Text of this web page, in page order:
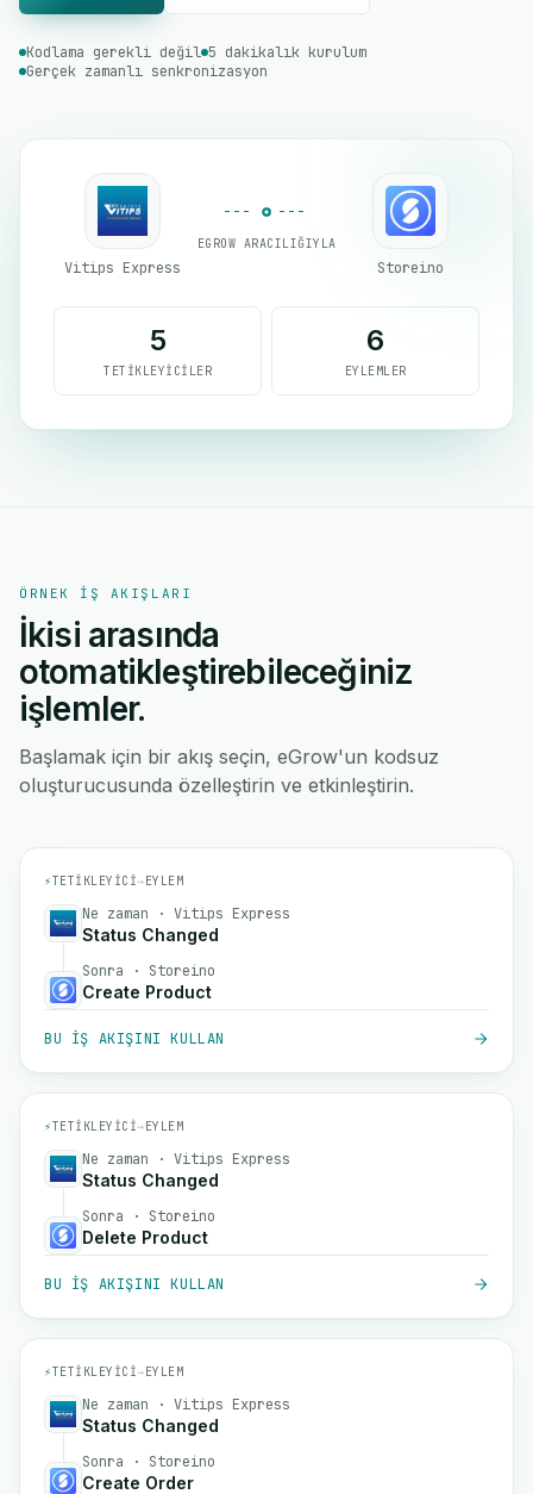
Kodlama gerekli değil 5 dakikalık kurulum
Gerçek zamanlı senkronizasyon
Vitips Express
EGROW ARACILIĞIYLA
Storeino
5
TETIKLEYICILER
6
EYLEMLER
ÖRNEK IŞ AKIŞLARI
İkisi arasında
otomatikleştirebileceğiniz
işlemler.
Başlamak için bir akış seçin, eGrow'un kodsuz
oluşturucusunda özelleştirin ve etkinleştirin.
⚡TETIKLEYICI→EYLEM
Ne zaman · Vitips Express
Status Changed
Sonra · Storeino
Create Product
BU IŞ AKIŞINI KULLAN
⚡TETIKLEYICI→EYLEM
Ne zaman · Vitips Express
Status Changed
Sonra · Storeino
Delete Product
BU IŞ AKIŞINI KULLAN
⚡TETIKLEYICI→EYLEM
Ne zaman · Vitips Express
Status Changed
Sonra · Storeino
Create Order